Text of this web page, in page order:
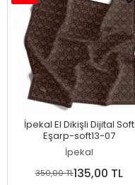
İpekal El Dikişli Dijital Soft
Eşarp-soft13-07
İpekal
350,00 TL135,00 TL